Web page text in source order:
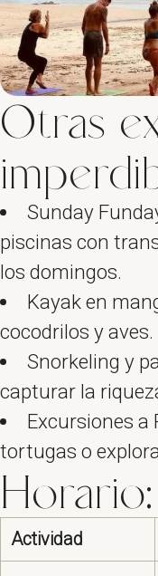
Otras
Sunday
piscinas con
los domingos.
Kayak en
cocodrilos y aves.
Snorkeling y
capturar la
Excursiones a
tortugas o
Horario:
Actividad